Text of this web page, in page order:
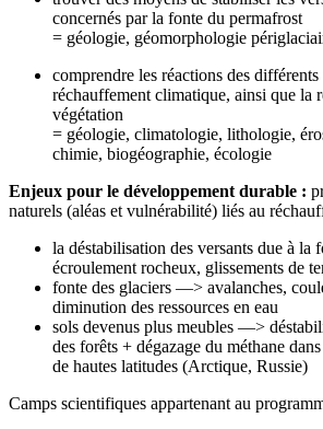
concernés par la fonte du permafrost
= géologie, géomorphologie
comprendre les réactions des
réchauffement climatique, ainsi que la
végétation
= géologie, climatologie, lithologie,
chimie, biogéographie, écologie
Enjeux pour le développement durable :
naturels (aléas et vulnérabilité) liés au
la déstabilisation des versants due à
écroulement rocheux, glissements de
fonte des glaciers —> avalanches,
diminution des ressources en eau
sols devenus plus meubles —>
des forêts + dégazage du méthane
de hautes latitudes (Arctique, Russie)
Camps scientifiques appartenant au